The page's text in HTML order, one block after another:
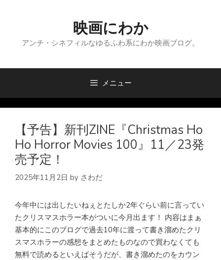
へ
映画にわか
アンチ・シネフィルなゆるふわ系にわか映画ブログ。
メニュー
【予告】新刊ZINE『Christmas Ho
Ho Horror Movies 100』11／23発
売予定！
2025年11月2日 by さわだ
今年中には出したいねぇとたしか2年ぐらい前に言ってい
たクリスマスホラー本がついに今月出ます！ 内容はまぁ
基本的にこのブログで過去10年に渡って書き溜めたクリ
スマスホラーの感想をまとめたものなので買わなくても
無料で読めるといえばそうだが、書き溜めたのをカウン